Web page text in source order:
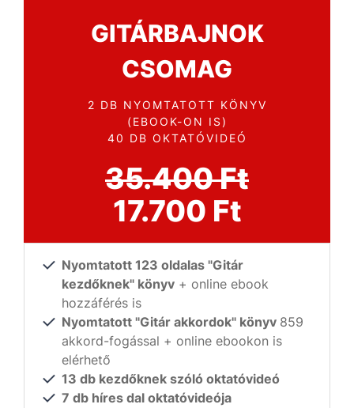
GITÁRBAJNOK
CSOMAG
2 DB NYOMTATOTT KÖNYV
(EBOOK-ON IS)
40 DB OKTATÓVIDEÓ
35.400 Ft
17.700 Ft
Nyomtatott 123 oldalas "Gitár
kezdőknek" könyv + online ebook
hozzáférés is
Nyomtatott "Gitár akkordok" könyv 859
akkord-fogással + online ebookon is
elérhető
13 db kezdőknek szóló oktatóvideó
7 db híres dal oktatóvideója